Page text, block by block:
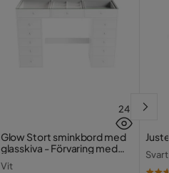
24
Glow Stort sminkbord med
glasskiva - Förvaring med
Vit
Svart